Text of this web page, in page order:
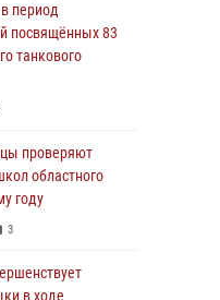
увековечили
белгородского
проверяют
областного
году
период
посвящённых 83
танкового
проверяют
областного
году
3
в ходе